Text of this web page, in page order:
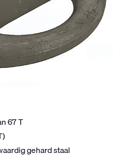
67 T
gehard staal